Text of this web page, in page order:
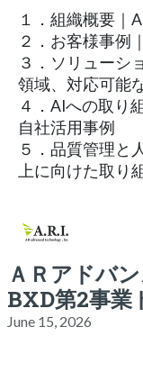
１．組織概要｜
２．お客様事例
３．ソリューシ
領域、対応可能
４．AIへの取り
自社活用事例
５．品質管理と
上に向けた取り
ＡＲアドバ
BXD第2事業
June 15, 2026